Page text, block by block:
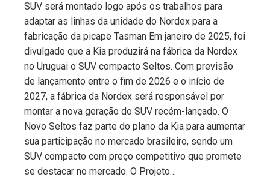
SUV será montado logo após os trabalhos para
adaptar as linhas da unidade do Nordex para a
fabricação da picape Tasman Em janeiro de 2025, foi
divulgado que a Kia produzirá na fábrica da Nordex
no Uruguai o SUV compacto Seltos. Com previsão
de lançamento entre o fim de 2026 e o início de
2027, a fábrica da Nordex será responsável por
montar a nova geração do SUV recém-lançado. O
Novo Seltos faz parte do plano da Kia para aumentar
sua participação no mercado brasileiro, sendo um
SUV compacto com preço competitivo que promete
se destacar no mercado. O Projeto…